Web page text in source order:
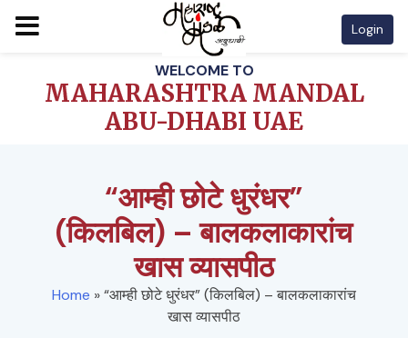
content
WELCOME TO
MAHARASHTRA MANDAL
ABU-DHABI UAE
Login
“आम्ही छोटे धुरंधर”
(किलबिल) – बालकलाकारांच
खास व्यासपीठ
Home »“आम्ही छोटे धुरंधर” (किलबिल) – बालकलाकारांच
खास व्यासपीठ